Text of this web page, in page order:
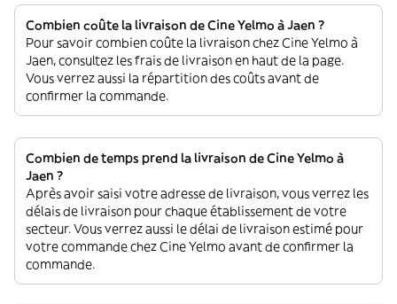
Combien coûte la livraison de Cine Yelmo à Jaen ?
Pour savoir combien coûte la livraison chez Cine Yelmo à
Jaen, consultez les frais de livraison en haut de la page.
Vous verrez aussi la répartition des coûts avant de
confirmer la commande.
Combien de temps prend la livraison de Cine Yelmo à
Jaen ?
Après avoir saisi votre adresse de livraison, vous verrez les
délais de livraison pour chaque établissement de votre
secteur. Vous verrez aussi le délai de livraison estimé pour
votre commande chez Cine Yelmo avant de confirmer la
commande.